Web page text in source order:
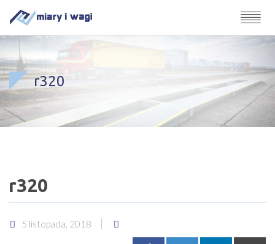
r320
r320
5 listopada, 2018